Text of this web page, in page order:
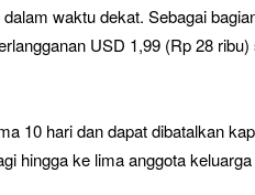
waktu dekat. Sebagai
USD 1,99 (Rp 28 ribu)
10 hari dan dapat dibatalkan
hingga ke lima anggota keluarga